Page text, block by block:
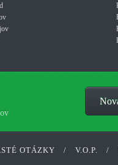
OTÁZKY / V.O.P. /